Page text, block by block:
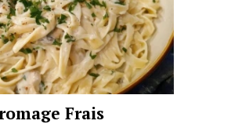
Frais